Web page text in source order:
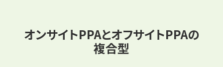
オンサイトPPAとオフサイトPPAの
複合型